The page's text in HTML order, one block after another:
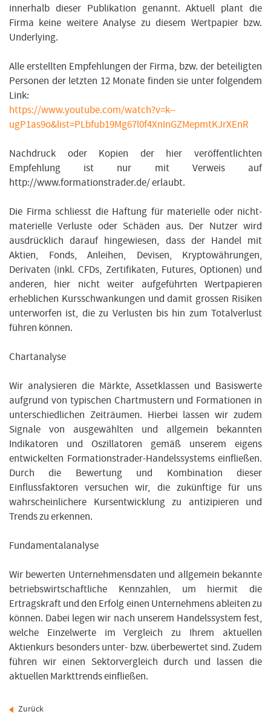
innerhalb dieser Publikation genannt. Aktuell plant die
Firma keine weitere Analyse zu diesem Wertpapier bzw.
Underlying.
Alle erstellten Empfehlungen der Firma, bzw. der beteiligten
Personen der letzten 12 Monate finden sie unter folgendem
Link:
https://www.youtube.com/watch?v=k--
ugP1as9o&list=PLbfub19Mg67l0f4XnInGZMepmtKJrXEnR
Nachdruck oder Kopien der hier veröffentlichten
Empfehlung ist nur mit Verweis auf
http://www.formationstrader.de/ erlaubt.
Die Firma schliesst die Haftung für materielle oder nicht-
materielle Verluste oder Schäden aus. Der Nutzer wird
ausdrücklich darauf hingewiesen, dass der Handel mit
Aktien, Fonds, Anleihen, Devisen, Kryptowährungen,
Derivaten (inkl. CFDs, Zertifikaten, Futures, Optionen) und
anderen, hier nicht weiter aufgeführten Wertpapieren
erheblichen Kursschwankungen und damit grossen Risiken
unterworfen ist, die zu Verlusten bis hin zum Totalverlust
führen können.
Chartanalyse
Wir analysieren die Märkte, Assetklassen und Basiswerte
aufgrund von typischen Chartmustern und Formationen in
unterschiedlichen Zeiträumen. Hierbei lassen wir zudem
Signale von ausgewählten und allgemein bekannten
Indikatoren und Oszillatoren gemäß unserem eigens
entwickelten Formationstrader-Handelssystems einfließen.
Durch die Bewertung und Kombination dieser
Einflussfaktoren versuchen wir, die zukünftige für uns
wahrscheinlichere Kursentwicklung zu antizipieren und
Trends zu erkennen.
Fundamentalanalyse
Wir bewerten Unternehmensdaten und allgemein bekannte
betriebswirtschaftliche Kennzahlen, um hiermit die
Ertragskraft und den Erfolg einen Unternehmens ableiten zu
können. Dabei legen wir nach unserem Handelssystem fest,
welche Einzelwerte im Vergleich zu Ihrem aktuellen
Aktienkurs besonders unter- bzw. überbewertet sind. Zudem
führen wir einen Sektorvergleich durch und lassen die
aktuellen Markttrends einfließen.
Zurück